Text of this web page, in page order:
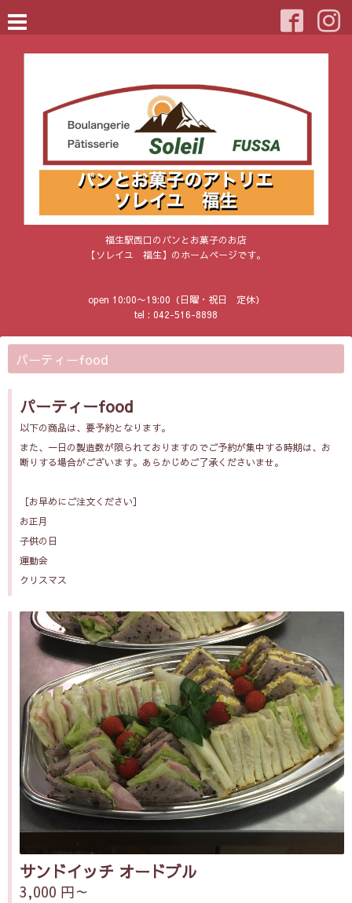
福生駅西口のパンとお菓子のお店
【ソレイユ 福生】のホームページです。
open 10:00〜19:00（日曜・祝日 定休）
tel : 042-516-8898
パーティーfood
パーティーfood
以下の商品は、要予約となります。
また、一日の製造数が限られておりますのでご予約が集中する時期は、お
断りする場合がございます。あらかじめご了承くださいませ。
［お早めにご注文ください］
お正月
子供の日
運動会
クリスマス
サンドイッチ オードブル
3,000 円～